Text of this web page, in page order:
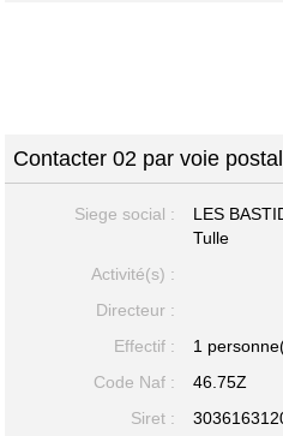
Contacter 02 par voie
Siege social : LES
Tulle
Activité(s) :
Directeur :
Effectif :
1
Code Naf :
46.75Z
Siret :